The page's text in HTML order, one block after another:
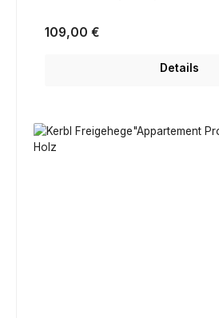
Regulärer Preis:
109,00 €
Details